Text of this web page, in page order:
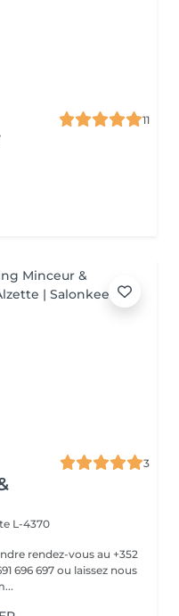
11
3
L-4370
rendez-vous au +352
696 697 ou laissez nous